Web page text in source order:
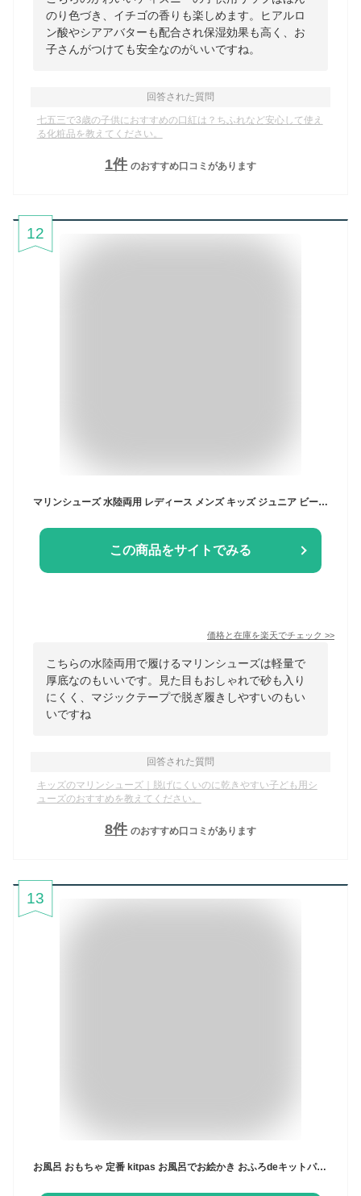
のり色づき、イチゴの香りも楽しめます。ヒアルロ
ン酸やシアアバターも配合され保湿効果も高く、お
子さんがつけても安全なのがいいですね。
回答された質問
七五三で3歳の子供におすすめの口紅は？ちふれなど安心して使え
る化粧品を教えてください。
1件 のおすすめ口コミがあります
12
この商品をサイトでみる
価格と在庫を楽天でチェック >>
こちらの水陸両用で履けるマリンシューズは軽量で
厚底なのもいいです。見た目もおしゃれで砂も入り
にくく、マジックテープで脱ぎ履きしやすいのもい
いですね
回答された質問
キッズのマリンシューズ｜脱げにくいのに乾きやすい子ども用シ
ューズのおすすめを教えてください。
8件 のおすすめ口コミがあります
13
お風呂 おもちゃ 定番 kitpas お風呂でお絵かき おふろdeキットパス kitpas for Bath シートセット おえかき バス 知育玩具 お風呂クレヨン お風呂玩具 浴育 コミュニケーション 日本製 国産 無添加 水溶性 文房具